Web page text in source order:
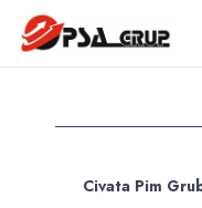
Civata Pim